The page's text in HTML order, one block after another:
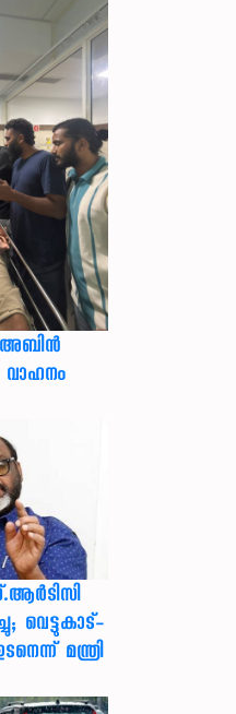
വാഹനം
വെട്ടുകാട്-
മന്ത്രി